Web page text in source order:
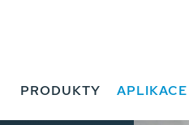
PRODUKTY APLIKACE